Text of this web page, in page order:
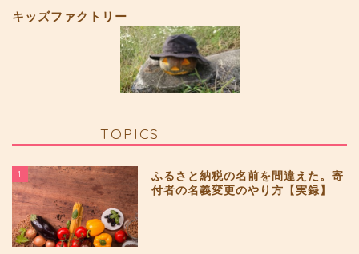
キッズファクトリー
TOPICS
1
ふるさと納税の名前を間違えた。寄
付者の名義変更のやり方【実録】